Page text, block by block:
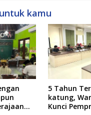
kamu
5 Tahun
katung,
Kunci